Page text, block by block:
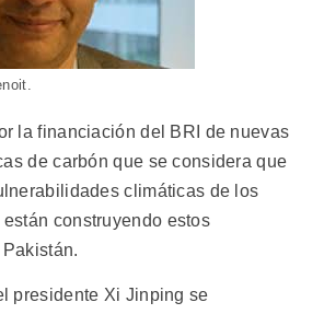
la financiación del BRI de nuevas
de carbón que se considera que
climáticas de los
construyendo estos
presidente Xi Jinping se